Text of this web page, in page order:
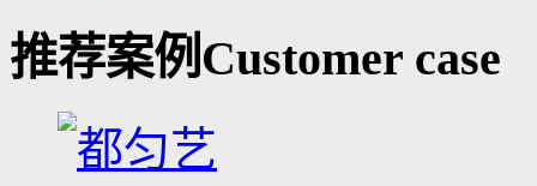
推荐案例Customer case